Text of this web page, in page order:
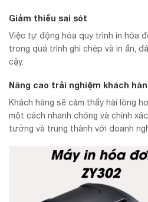
Giảm thiểu sai sót
Việc tự động hóa quy trình in hóa
trong quá trình ghi chép và in ấn,
cậy.
Nâng cao trải nghiệm khách
Khách hàng sẽ cảm thấy hài lòng
một cách nhanh chóng và chính
tưởng và trung thành với doanh